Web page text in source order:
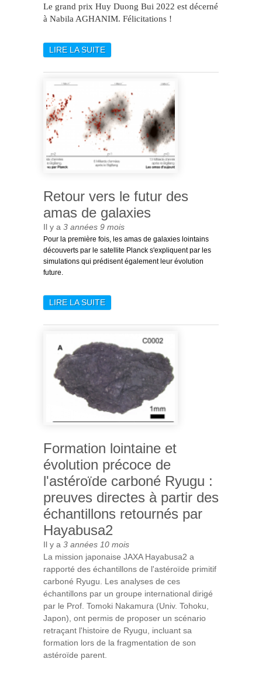
Le grand prix Huy Duong Bui 2022 est décerné
à Nabila AGHANIM. Félicitations !
LIRE LA SUITEDE NABILA AGHANIM
DUONG BUI 2022 DE
L'ACADÉMIE
Retour vers le futur des
amas de galaxies
Il y a 3 années 9 mois
Pour la première fois, les amas de galaxies lointains
découverts par le satellite Planck s'expliquent par les
simulations qui prédisent également leur évolution
future.
LIRE LA SUITEDE RETOUR VERS LE
GALAXIES
Formation lointaine et
évolution précoce de
l'astéroïde carboné Ryugu :
preuves directes à partir des
échantillons retournés par
Hayabusa2
Il y a 3 années 10 mois
La mission japonaise JAXA Hayabusa2 a
rapporté des échantillons de l'astéroïde primitif
carboné Ryugu. Les analyses de ces
échantillons par un groupe international dirigé
par le Prof. Tomoki Nakamura (Univ. Tohoku,
Japon), ont permis de proposer un scénario
retraçant l'histoire de Ryugu, incluant sa
formation lors de la fragmentation de son
astéroïde parent.